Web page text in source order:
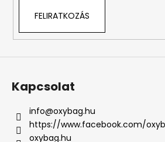
FELIRATKOZÁS
Kapcsolat
info@oxybag.hu
https://www.facebook.com/
oxybag.hu